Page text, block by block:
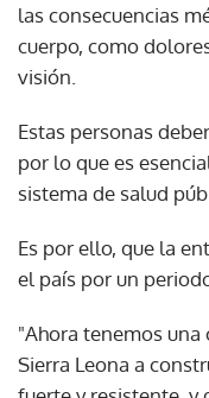
las consecuencias
cuerpo, como
visión.
Estas personas
por lo que es
sistema de salud
Es por ello, que la
el país por un
"Ahora tenemos
Sierra Leona a